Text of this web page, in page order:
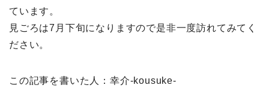
ています。
見ごろは7月下旬になりますので是非一度訪れてみてく
ださい。
この記事を書いた人：幸介‐kousuke‐